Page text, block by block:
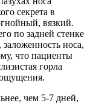
секрета в
вязкий.
по задней стенке
носа,
что пациенты
горла
ощущения.
чем 5-7 дней,